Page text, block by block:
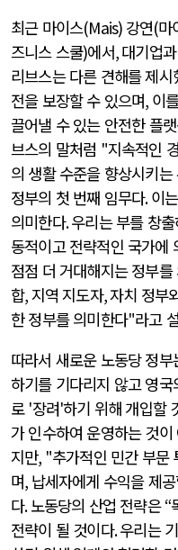
최근 마이스(Mais) 강연(마
즈니스 스쿨)에서,대기업
리브스는 다른 견해를 제시
전을 보장할 수 있으며, 이
끌어낼 수 있는 안전한 플
브스의 말처럼 "지속적인
의 생활 수준을 향상시키
정부의 첫 번째 임무다.이
의미한다.우리는 부를 창
동적이고 전략적인 국가에
점점 더 거대해지는 정부
합, 지역 지도자,자치 정부
한 정부를 의미한다"라고
따라서 새로운 노동당 정
하기를 기다리지 않고 영
로 '장려'하기 위해 개입할
가 인수하여 운영하는 것이
지만, "추가적인 민간 부문
며, 납세자에게 수익을 제
다.노동당의 산업 전략은“
전략이 될 것이다.우리는